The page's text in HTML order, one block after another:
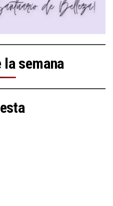
la semana